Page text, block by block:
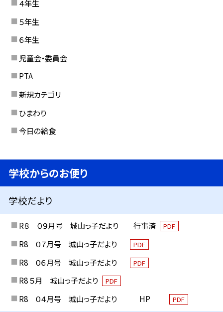
４年生
５年生
６年生
児童会・委員会
PTA
新規カテゴリ
ひまわり
今日の給食
学校からのお便り
学校だより
R８ ０９月号 城山っ子だより 行事済 PDF
R8 ０７月号 城山っ子だより PDF
R8 ０６月号 城山っ子だより PDF
R8 ５月 城山っ子だより PDF
R8 ０４月号 城山っ子だより HP PDF